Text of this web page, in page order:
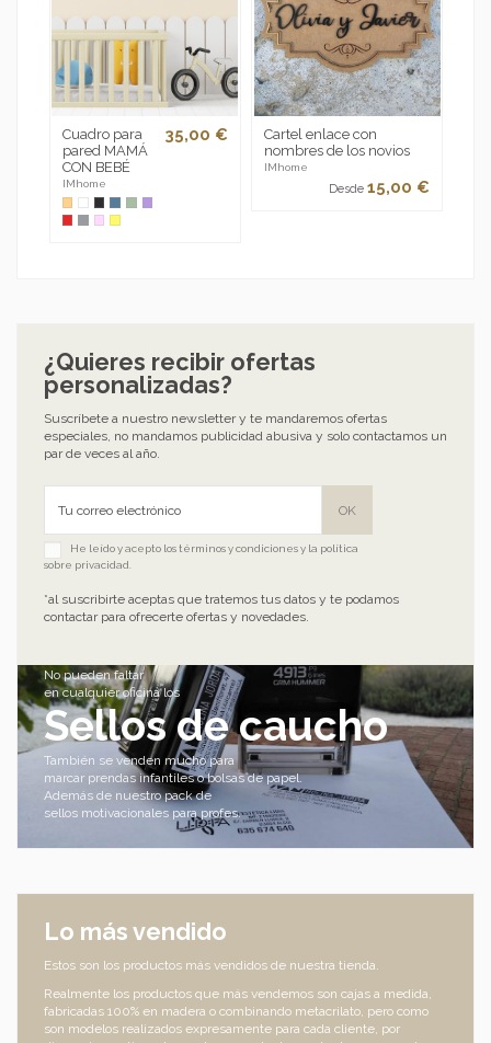
Cuadro para
pared MAMÁ
CON BEBÉ
IMhome
35,00 €
Cartel enlace con
nombres de los novios
IMhome
Desde15,00 €
¿Quieres recibir ofertas
personalizadas?
Suscríbete a nuestro newsletter y te mandaremos ofertas
especiales, no mandamos publicidad abusiva y solo contactamos un
par de veces al año.
He leído y acepto lostérminos y condicionesy la política
sobre privacidad.
*al suscribirte aceptas que tratemos tus datos y te podamos
contactar para ofrecerte ofertas y novedades.
No pueden faltar
en cualquier oficina los
Sellos de caucho
También se venden mucho para
marcar prendas infantiles o bolsas de papel.
Además de nuestro pack de
sellos motivacionales para profes.
Lo más vendido
Estos son los productos más vendidos de nuestra tienda.
Realmente los productos que más vendemos son cajas a medida,
fabricadas 100% en madera o combinando metacrilato, pero como
son modelos realizados expresamente para cada cliente, por